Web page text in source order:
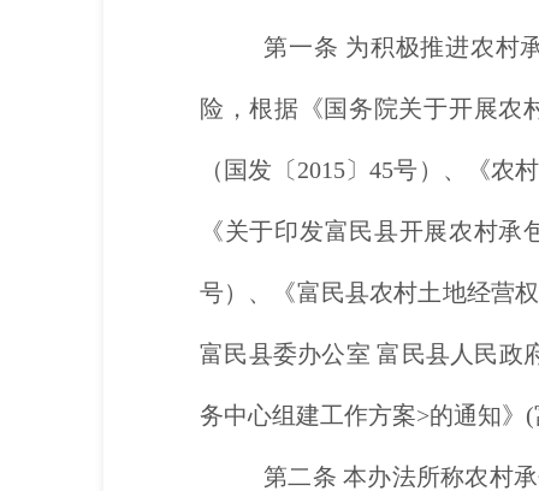
第一条 为积极推进农村
险，根据《国务院关于开展农
（国发〔2015〕45号）、《
《关于印发富民县开展农村
号）、《富民县农村土地经营
富民县委办公室 富民县人民政
务中心组建工作方案>的通知》
第二条 本办法所称农村